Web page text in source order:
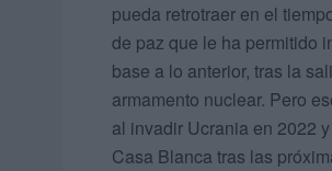
pueda retrotraer en el
de paz que le ha permitido
base a lo anterior, tras la
armamento nuclear. Pero
al invadir Ucrania en 2022
Casa Blanca tras las